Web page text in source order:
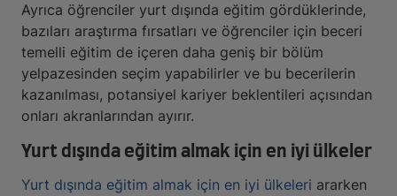
Ayrıca öğrenciler yurt dışında eğitim gördüklerinde,
bazıları araştırma fırsatları ve öğrenciler için beceri
temelli eğitim de içeren daha geniş bir bölüm
yelpazesinden seçim yapabilirler ve bu becerilerin
kazanılması, potansiyel kariyer beklentileri açısından
onları akranlarından ayırır.
Yurt dışında eğitim almak için en iyi ülkeler
Yurt dışında eğitim almak için en iyi ülkeleri ararken